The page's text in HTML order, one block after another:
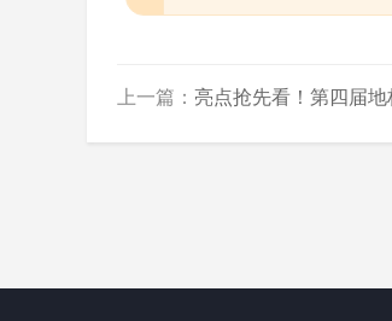
上一篇： 亮点抢先看！第四届地